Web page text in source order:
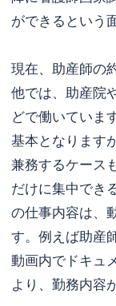
ができるという
現在、助産師の
他では、助産院
どで働いていま
基本となります
兼務するケース
だけに集中でき
の仕事内容は、
す。例えば助産
動画内でドキュ
より、勤務内容